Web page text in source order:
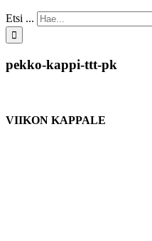
Etsi ...
pekko-kappi-ttt-pk
VIIKON KAPPALE